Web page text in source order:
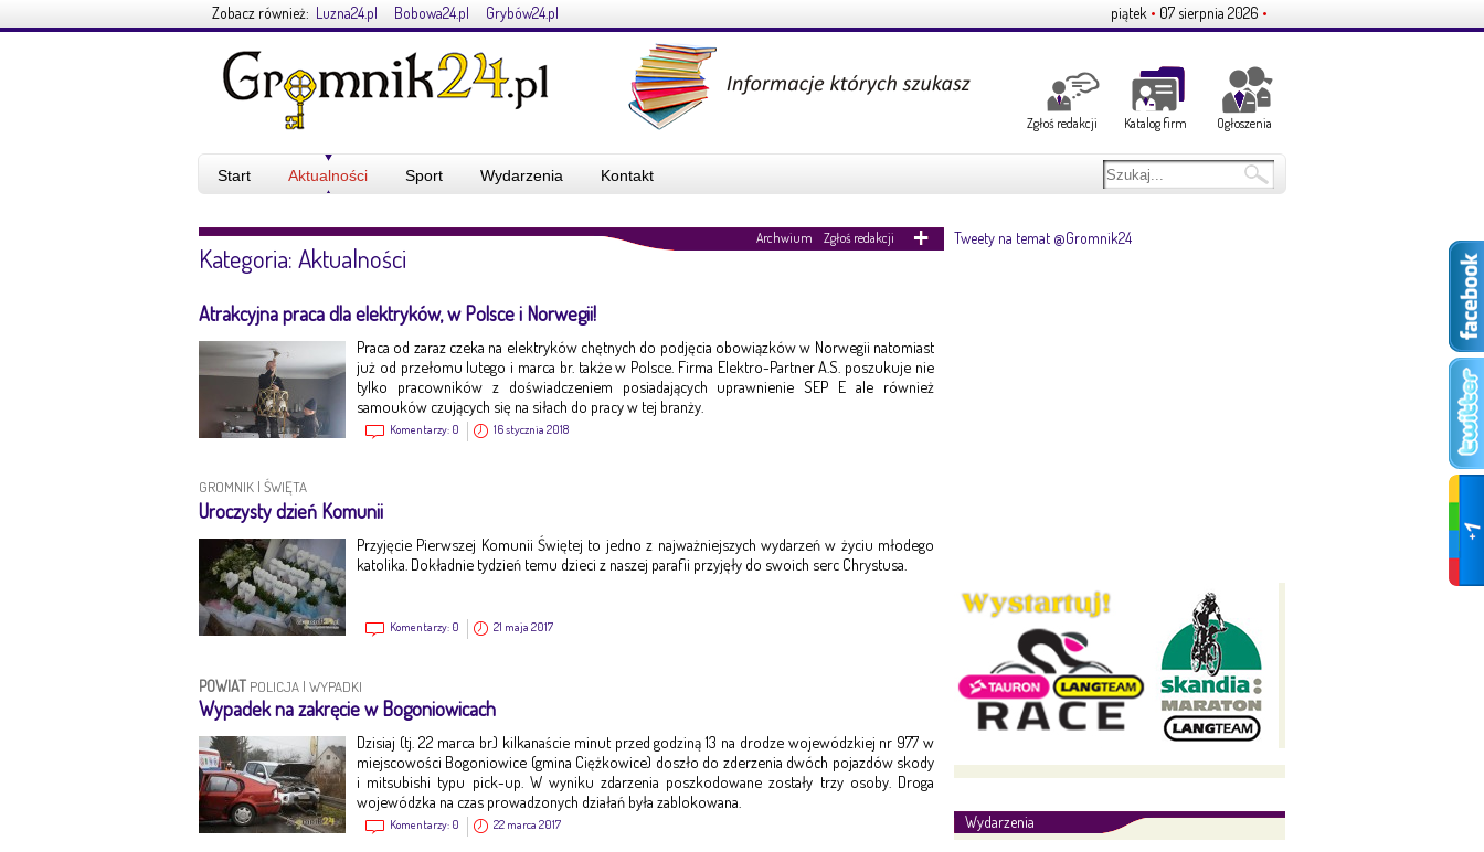
Zobacz również: Luzna24.pl Bobowa24.pl Grybów24.pl piątek • 07 sierpnia 2026 •
Zgłoś redakcji Katalog firm Ogłoszenia
Start Aktualności Sport Wydarzenia Kontakt
Archwium Zgłoś redakcji
Kategoria: Aktualności
Atrakcyjna praca dla elektryków, w Polsce i Norwegii!
Praca od zaraz czeka na elektryków chętnych do podjęcia obowiązków w Norwegii natomiast
już od przełomu lutego i marca br. także w Polsce. Firma Elektro-Partner A.S. poszukuje nie
tylko pracowników z doświadczeniem posiadających uprawnienie SEP E ale również
samouków czujących się na siłach do pracy w tej branży.
Komentarzy: 0 16 stycznia 2018
GROMNIK | ŚWIĘTA
Uroczysty dzień Komunii
Przyjęcie Pierwszej Komunii Świętej to jedno z najważniejszych wydarzeń w życiu młodego
katolika. Dokładnie tydzień temu dzieci z naszej parafii przyjęły do swoich serc Chrystusa.
Komentarzy: 0 21 maja 2017
POWIAT POLICJA | WYPADKI
Wypadek na zakręcie w Bogoniowicach
Dzisiaj (tj. 22 marca br.) kilkanaście minut przed godziną 13 na drodze wojewódzkiej nr 977 w
miejscowości Bogoniowice (gmina Ciężkowice) doszło do zderzenia dwóch pojazdów skody
i mitsubishi typu pick-up. W wyniku zdarzenia poszkodowane zostały trzy osoby. Droga
wojewódzka na czas prowadzonych działań była zablokowana.
Komentarzy: 0 22 marca 2017
Tweety na temat @Gromnik24
Wydarzenia